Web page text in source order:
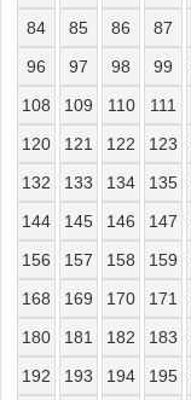
84
85 86 87
96
97 98 99
108
109 110 111
120
121 122 123
132
133 134 135
144
145 146 147
156
157 158 159
168
169 170 171
180
181 182 183
192
193 194 195